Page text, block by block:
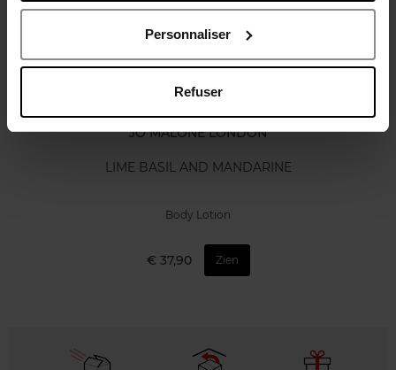
Personnaliser
Refuser
JO MALONE LONDON
LIME BASIL AND MANDARINE
Body Lotion
€ 37,90 Zien